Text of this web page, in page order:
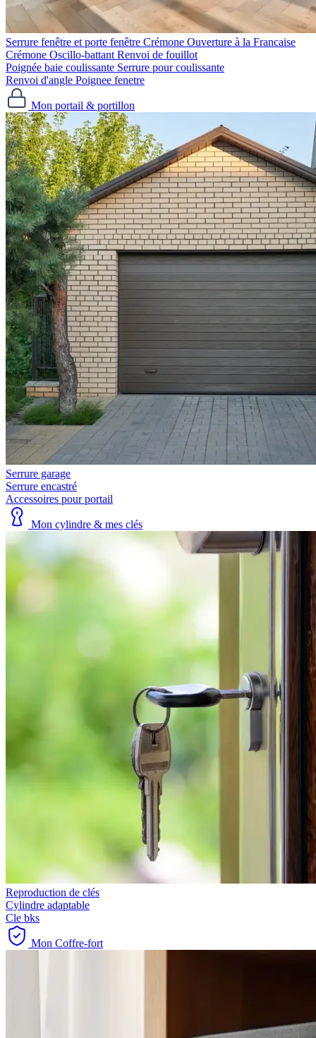
Serrure fenêtre et porte fenêtre Crémone Ouverture à la Francaise
Crémone Oscillo-battant Renvoi de fouillot
Poignée baie coulissante Serrure pour coulissante
Renvoi d'angle Poignee fenetre
Mon portail & portillon
Serrure garage
Serrure encastré
Accessoires pour portail
Mon cylindre & mes clés
Reproduction de clés
Cylindre adaptable
Cle bks
Mon Coffre-fort